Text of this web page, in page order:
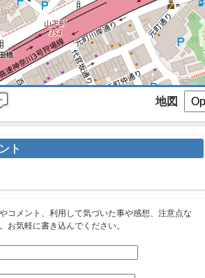
地図
ト
コメント、利用して気づいた事や感想、注意点な
お気軽に書き込んでください。